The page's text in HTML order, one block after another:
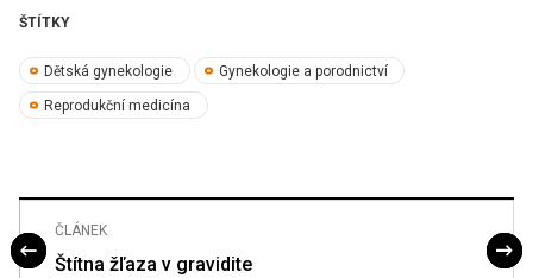
ŠTÍTKY
Dětská gynekologie Gynekologie a porodnictví
Reprodukční medicína
ČLÁNEK
Štítna žľaza v gravidite